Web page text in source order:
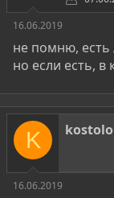
16.06.2019
не помню, есть
но если есть,
K
16.06.2019